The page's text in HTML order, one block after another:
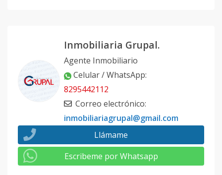
Inmobiliaria Grupal.
Agente Inmobiliario
Celular / WhatsApp:
8295442112
Correo electrónico:
inmobiliariagrupal@gmail.com
Llámame
Escribeme por Whatsapp